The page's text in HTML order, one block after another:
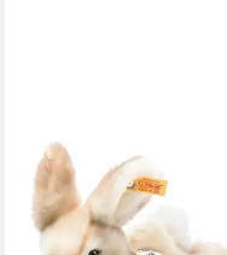
Kuscheltier
52,40 €
leider ausverkauft